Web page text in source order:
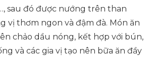
sau đó được nướng trên than
vị thơm ngon và đậm đà. Món ăn
chảo dầu nóng, kết hợp với bún,
và các gia vị tạo nên bữa ăn đầy